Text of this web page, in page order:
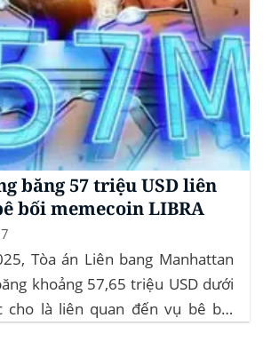
băng 57 triệu USD liên
bối memecoin LIBRA
Tòa án Liên bang Manhattan
khoảng 57,65 triệu USD dưới
cho là liên quan đến vụ bê bối